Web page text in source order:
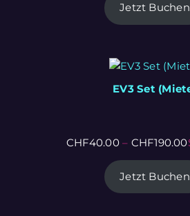
Jetzt Buchen
EV3 Set
CHF40.00– CHF190.00
Jetzt Buchen